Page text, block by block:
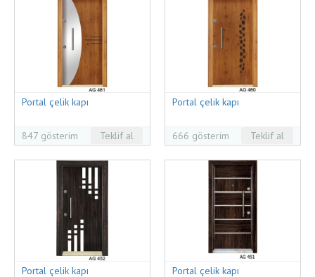
Portal çelik kapı
847 gösterim Teklif al
Portal çelik kapı
666 gösterim Teklif al
Portal çelik kapı Portal çelik kapı